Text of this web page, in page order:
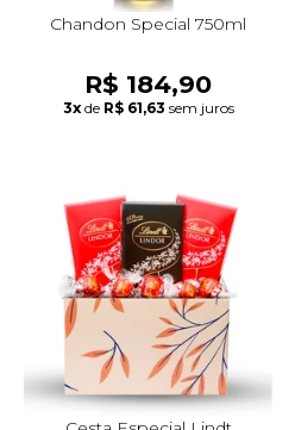
Chandon Special 750ml
R$ 184,90
3x de R$ 61,63 sem juros